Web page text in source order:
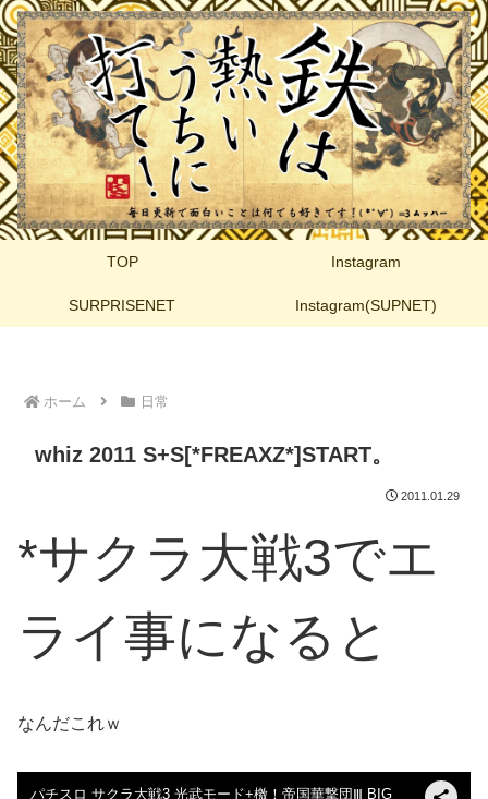
TOP Instagram
SURPRISENET Instagram(SUPNET)
ホーム 日常
whiz 2011 S+S[*FREAXZ*]START。
2011.01.29
*サクラ大戦3でエ
ライ事になると
なんだこれｗ